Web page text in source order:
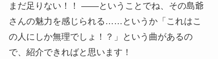
まだ足りない！！ ――ということでね、その島爺
さんの魅力を感じられる……というか「これはこ
の人にしか無理でしょ！？」という曲があるの
で、紹介できればと思います！